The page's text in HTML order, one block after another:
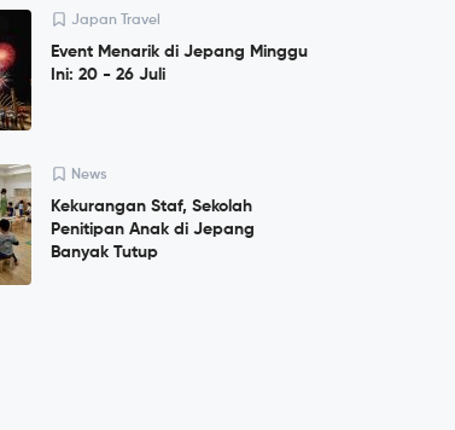
Japan Travel
Event Menarik di Jepang Minggu
Ini: 20 - 26 Juli
News
Kekurangan Staf, Sekolah
Penitipan Anak di Jepang
Banyak Tutup